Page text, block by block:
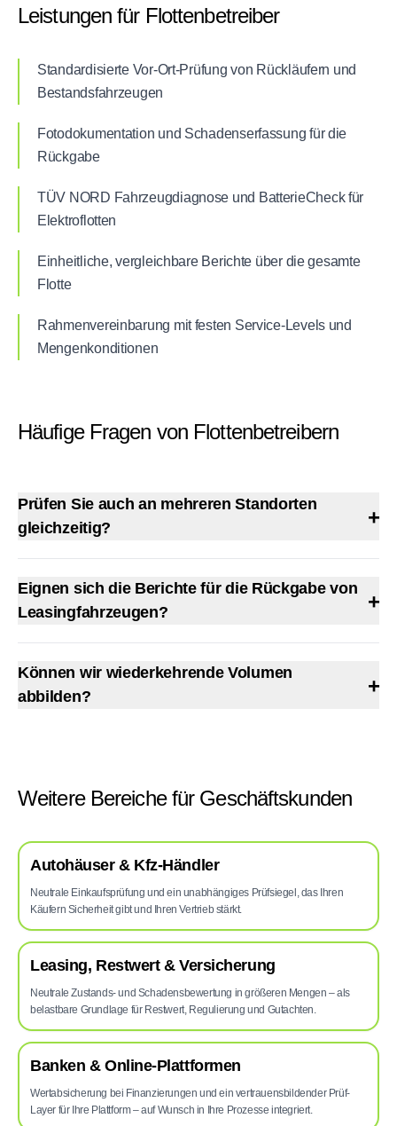
Leistungen für Flottenbetreiber
Standardisierte Vor-Ort-Prüfung von Rückläufern und
Bestandsfahrzeugen
Fotodokumentation und Schadenserfassung für die
Rückgabe
TÜV NORD Fahrzeugdiagnose und BatterieCheck für
Elektroflotten
Einheitliche, vergleichbare Berichte über die gesamte
Flotte
Rahmenvereinbarung mit festen Service-Levels und
Mengenkonditionen
Häufige Fragen von Flottenbetreibern
Prüfen Sie auch an mehreren Standorten
gleichzeitig?
+
Ja. Wir prüfen deutschlandweit an verteilten Standorten
nach einheitlichem Meisterstandard.
Eignen sich die Berichte für die Rückgabe von
Leasingfahrzeugen?
+
Die dokumentierte Zustands- und Schadenserfassung
schafft eine neutrale Grundlage für Rücknahmegespräche
und Nachbelastungen.
Können wir wiederkehrende Volumen
abbilden?
+
Weitere Bereiche für Geschäftskunden
Autohäuser & Kfz-Händler
Neutrale Einkaufsprüfung und ein unabhängiges Prüfsiegel, das Ihren
Käufern Sicherheit gibt und Ihren Vertrieb stärkt.
Leasing, Restwert & Versicherung
Neutrale Zustands- und Schadensbewertung in größeren Mengen – als
belastbare Grundlage für Restwert, Regulierung und Gutachten.
Banken & Online-Plattformen
Wertabsicherung bei Finanzierungen und ein vertrauensbildender Prüf-
Layer für Ihre Plattform – auf Wunsch in Ihre Prozesse integriert.